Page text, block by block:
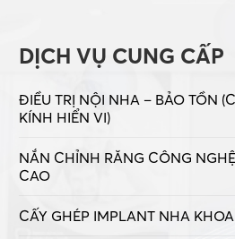
DỊCH VỤ CUNG CẤP
ĐIỀU TRỊ NỘI NHA – BẢO TỒN
KÍNH HIỂN VI)
NẮN CHỈNH RĂNG CÔNG NGHỆ
CAO
CẤY GHÉP IMPLANT NHA KHOA